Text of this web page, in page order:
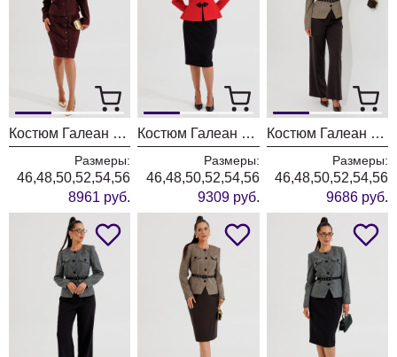
Костюм Галеан Cтиль 1016 бордовый
Размеры:
46,48,50,52,54,56
8961 руб.
Костюм Галеан Cтиль 1015 красный
Размеры:
46,48,50,52,54,56
9309 руб.
Костюм Галеан Cтиль 1014Б коричневый с черным
Размеры:
46,48,50,52,54,56
9686 руб.